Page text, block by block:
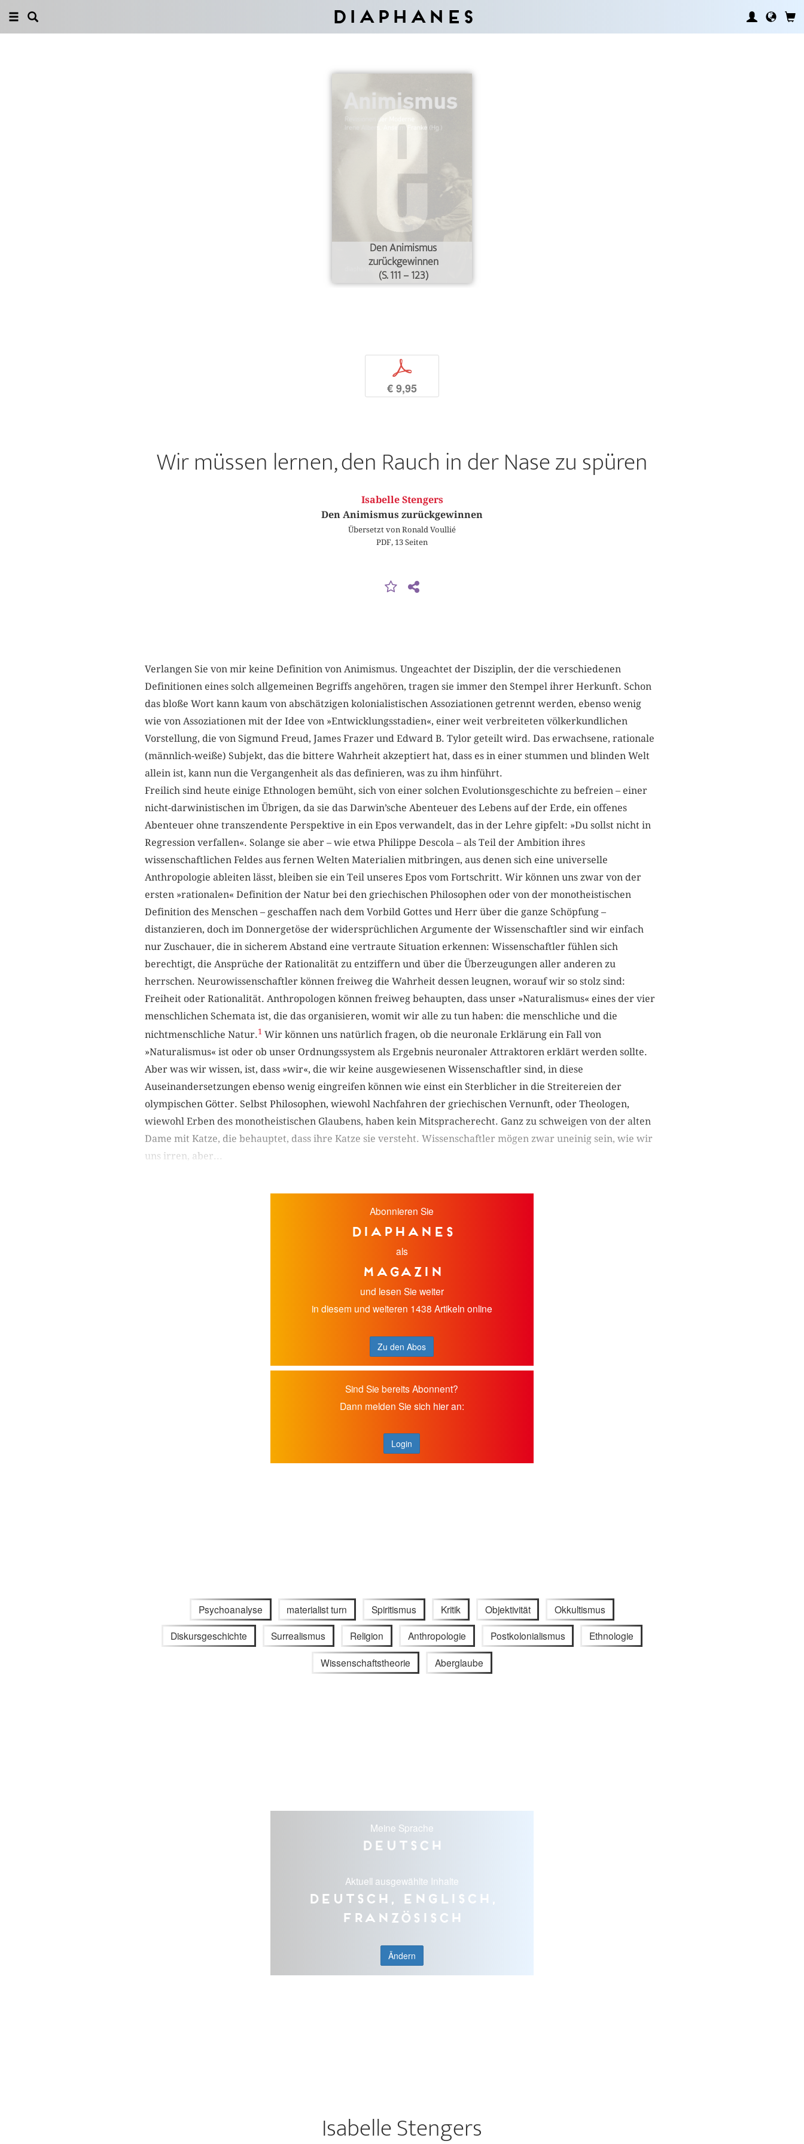
Diaphanes
Den Animismus
zurückgewinnen
(S. 111 – 123)
p
€ 9,95
Wir müssen lernen, den Rauch in der Nase zu spüren
Isabelle Stengers
Den Animismus zurückgewinnen
Übersetzt von Ronald Voullié
PDF, 13 Seiten
Verlangen Sie von mir keine Definition von Animismus. Ungeachtet der Disziplin, der die verschiedenen
Definitionen eines solch allgemeinen Begriffs angehören, tragen sie immer den Stempel ihrer Herkunft. Schon
das bloße Wort kann kaum von abschätzigen kolonialistischen Assoziationen getrennt werden, ebenso wenig
wie von Assoziationen mit der Idee von »Entwicklungsstadien«, einer weit verbreiteten völkerkundlichen
Vorstellung, die von Sigmund Freud, James Frazer und Edward B. Tylor geteilt wird. Das erwachsene, rationale
(männlich-weiße) Subjekt, das die bittere Wahrheit akzeptiert hat, dass es in einer stummen und blinden Welt
allein ist, kann nun die Vergangenheit als das definieren, was zu ihm hinführt.
Freilich sind heute einige Ethnologen bemüht, sich von einer solchen Evolutionsgeschichte zu befreien – einer
nicht-darwinistischen im Übrigen, da sie das Darwin’sche Abenteuer des Lebens auf der Erde, ein offenes
Abenteuer ohne transzendente Perspektive in ein Epos verwandelt, das in der Lehre gipfelt: »Du sollst nicht in
Regression verfallen«. Solange sie aber – wie etwa Philippe Descola – als Teil der Ambition ihres
wissenschaftlichen Feldes aus fernen Welten Materialien mitbringen, aus denen sich eine universelle
Anthropologie ableiten lässt, bleiben sie ein Teil unseres Epos vom Fortschritt. Wir können uns zwar von der
ersten »rationalen« Definition der Natur bei den griechischen Philosophen oder von der monotheistischen
Definition des Menschen – geschaffen nach dem Vorbild Gottes und Herr über die ganze Schöpfung –
distanzieren, doch im Donnergetöse der widersprüchlichen Argumente der Wissenschaftler sind wir einfach
nur Zuschauer, die in sicherem Abstand eine vertraute Situation erkennen: Wissenschaftler fühlen sich
berechtigt, die Ansprüche der Rationalität zu entziffern und über die Überzeugungen aller anderen zu
herrschen. Neurowissenschaftler können freiweg die Wahrheit dessen leugnen, worauf wir so stolz sind:
Freiheit oder Rationalität. Anthropologen können freiweg behaupten, dass unser »Naturalismus« eines der vier
menschlichen Schemata ist, die das organisieren, womit wir alle zu tun haben: die menschliche und die
nichtmenschliche Natur.1Wir können uns natürlich fragen, ob die neuronale Erklärung ein Fall von
»Naturalismus« ist oder ob unser Ordnungssystem als Ergebnis neuronaler Attraktoren erklärt werden sollte.
Aber was wir wissen, ist, dass »wir«, die wir keine ausgewiesenen Wissenschaftler sind, in diese
Auseinandersetzungen ebenso wenig eingreifen können wie einst ein Sterblicher in die Streitereien der
olympischen Götter. Selbst Philosophen, wiewohl Nachfahren der griechischen Vernunft, oder Theologen,
wiewohl Erben des monotheistischen Glaubens, haben kein Mitspracherecht. Ganz zu schweigen von der alten
Dame mit Katze, die behauptet, dass ihre Katze sie versteht. Wissenschaftler mögen zwar uneinig sein, wie wir
uns irren, aber...
Abonnieren Sie
diaphanes
als
Magazin
und lesen Sie weiter
in diesem und weiteren 1438 Artikeln online
Zu den Abos
Sind Sie bereits Abonnent?
Dann melden Sie sich hier an:
Login
Psychoanalyse materialist turn Spiritismus Kritik Objektivität Okkultismus
Diskursgeschichte Surrealismus Religion Anthropologie Postkolonialismus Ethnologie
Wissenschaftstheorie Aberglaube
Meine Sprache
Deutsch
Aktuell ausgewählte Inhalte
Deutsch, Englisch,
Französisch
Ändern
Isabelle Stengers